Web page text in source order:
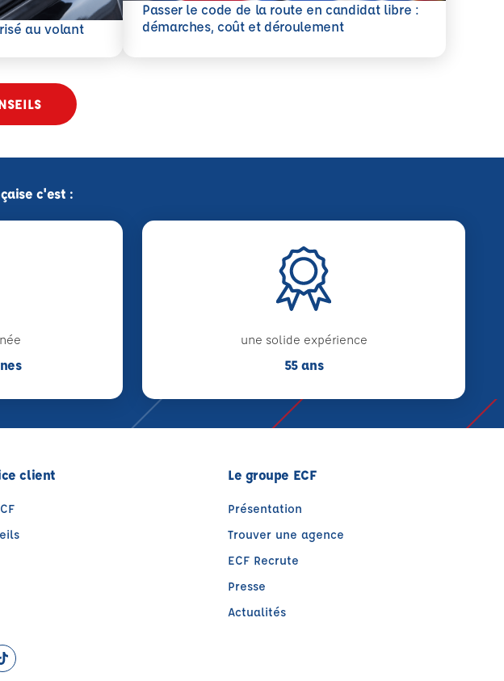
au volant
Passer le code de la route en candidat libre :
démarches, coût et déroulement
En savoir plus
c'est :
une solide expérience
55 ans
client Le groupe ECF
Présentation
Trouver une agence
ECF Recrute
Presse
Actualités
fenêtre)
(nouvelle fenêtre)
(nouvelle fenêtre)
(nouvelle fenêtre)